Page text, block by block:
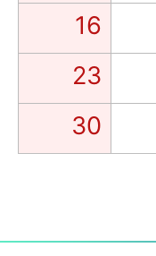
16
23
30